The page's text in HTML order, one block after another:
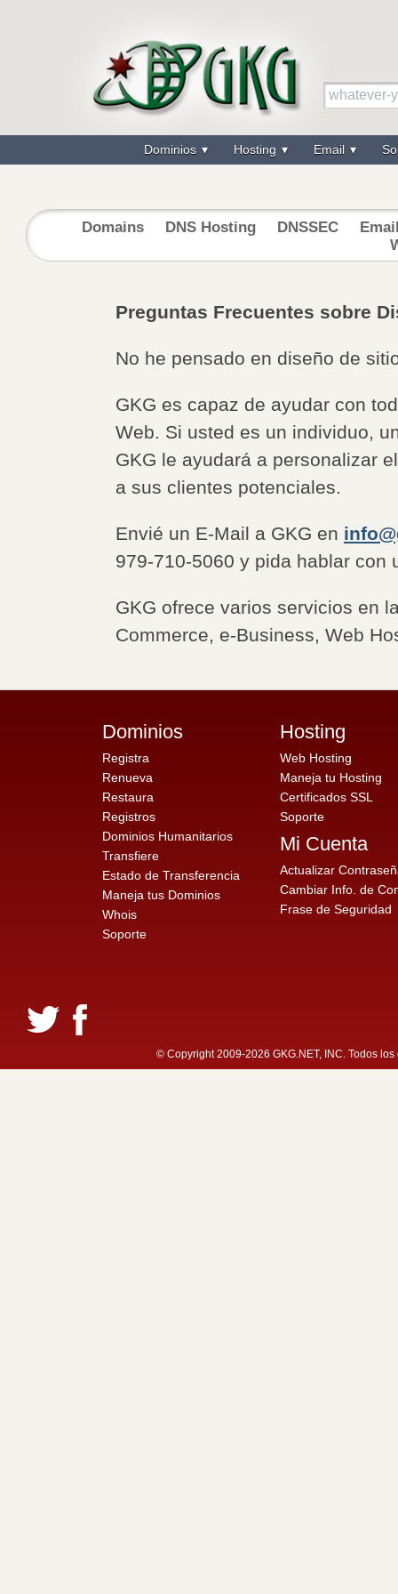
Dominios Hosting Email
Domains DNS Hosting DNSSEC
Preguntas Frecuentes sobre
No he pensado en diseño de
GKG es capaz de ayudar con
Web. Si usted es un individuo,
GKG le ayudará a personalizar
a sus clientes potenciales.
Envié un E-Mail a GKG en
979-710-5060 y pida hablar con
GKG ofrece varios servicios en
Commerce, e-Business, Web
Dominios
Registra
Renueva
Restaura
Registros
Dominios Humanitarios
Transfiere
Estado de Transferencia
Maneja tus Dominios
Whois
Soporte
Hosting
Web Hosting
Maneja tu Hosting
Certificados SSL
Soporte
Mi Cuenta
Actualizar
Cambiar Info. de
Frase de Seguridad
© Copyright 2009-2026 GKG.NET, INC. Todos